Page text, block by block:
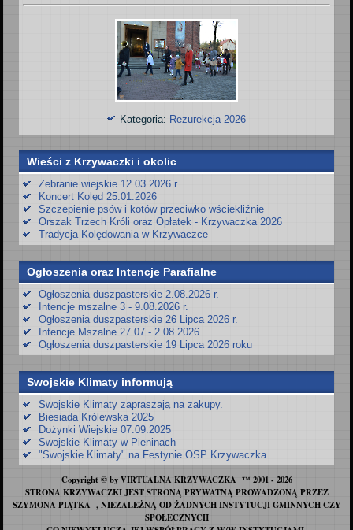
Kategoria: Rezurekcja 2026
Wieści z Krzywaczki i okolic
Zebranie wiejskie 12.03.2026 r.
Koncert Kolęd 25.01.2026
Szczepienie psów i kotów przeciwko wściekliźnie
Orszak Trzech Króli oraz Opłatek - Krzywaczka 2026
Tradycja Kolędowania w Krzywaczce
Ogłoszenia oraz Intencje Parafialne
Ogłoszenia duszpasterskie 2.08.2026 r.
Intencje mszalne 3 - 9.08.2026 r.
Ogłoszenia duszpasterskie 26 Lipca 2026 r.
Intencje Mszalne 27.07 - 2.08.2026.
Ogłoszenia duszpasterskie 19 Lipca 2026 roku
Swojskie Klimaty informują
Swojskie Klimaty zapraszają na zakupy.
Biesiada Królewska 2025
Dożynki Wiejskie 07.09.2025
Swojskie Klimaty w Pieninach
"Swojskie Klimaty" na Festynie OSP Krzywaczka
Copyright © by VIRTUALNA KRZYWACZKA ™ 2001 - 2026
STRONA KRZYWACZKI JEST STRONĄ PRYWATNĄ PROWADZONĄ PRZEZ
SZYMONA PIĄTKA , NIEZALEŻNĄ OD ŻADNYCH INSTYTUCJI GMINNYCH CZY
SPOŁECZNYCH